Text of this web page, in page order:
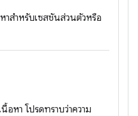
าสำหรับเซสชันส่วนตัวหรือ
อหา โปรดทราบว่าความ